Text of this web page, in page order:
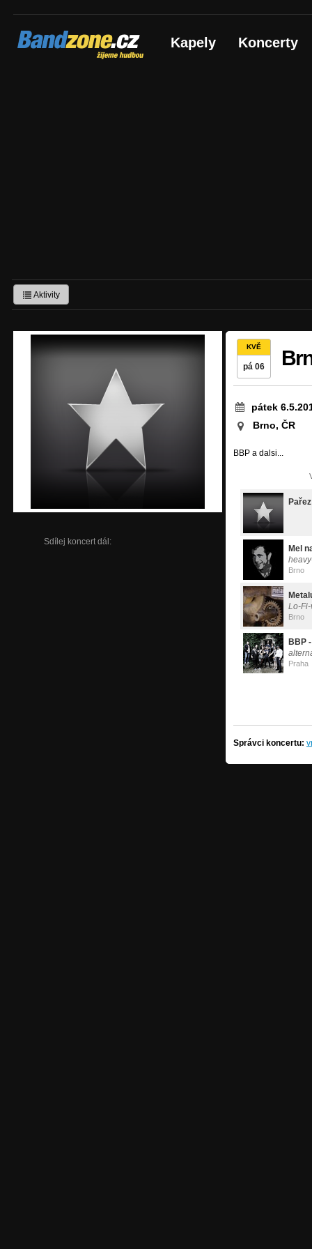
Bandzone.cz
žijeme hudbou Kapely Koncerty
Aktivity
Sdílej koncert dál:
KVĚ
pá 06
pátek
Brno, ČR
BBP a dalsi...
Pařez
Mel
Brno
Lo-
Brno
BBP
Praha
Správci koncertu: